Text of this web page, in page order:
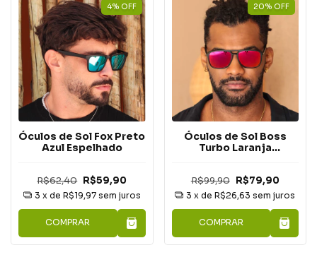
4% OFF
Óculos de Sol Fox Preto
Azul Espelhado
R$62,40 R$59,90
3 x de R$19,97 sem juros
COMPRAR
20% OFF
Óculos de Sol Boss
Turbo Laranja
R$99,90 R$79,90
3 x deR$26,63 sem juros
COMPRAR